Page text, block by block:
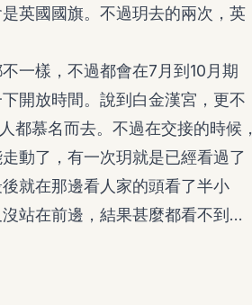
英國國旗。不過玥去的兩次，英
一樣，不過都會在7月到10月期
開放時間。說到白金漢宮，更不
都慕名而去。不過在交接的時候，
動了，有一次玥就是已經看過了
就在那邊看人家的頭看了半小
站在前邊，結果甚麼都看不到…